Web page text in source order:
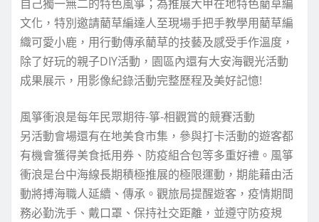
自己獨一無二的特色風箏；為推展大甲在地特色藺草編
文化，特別邀請藺草編達人至現場手把手教學用藺草編
織可愛小鹿，用行動傳承藺草的技藝及感受手作溫度，
除了好玩的親子DIY活動，園區內還有大安海觀光活動
成果展示，用影像紀錄活動完整歷程及美好記憶!
風箏衝浪是每年民眾期待-箏-相觀賞的競賽活動
另活動會場還有在地美食市集，參與打卡活動的遊客都
有機會獲得美食抵用券、防疫組合包等多重好禮。風箏
衝浪是台中海線長期積極推展的極限運動，期能藉由活
動將搏海職人延續、傳承。觀旅局提醒遊客，疫情期間
務必勤洗手、戴口罩、保持社交距離，並遵守防疫規